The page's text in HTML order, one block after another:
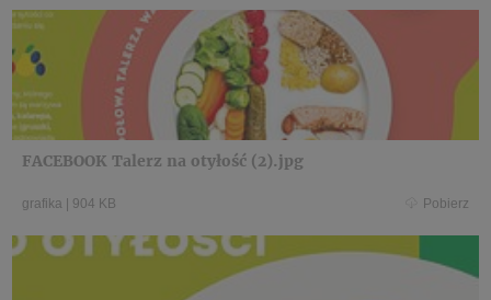
FACEBOOK Talerz na otyłość (2).jpg
grafika 904 KB Pobierz